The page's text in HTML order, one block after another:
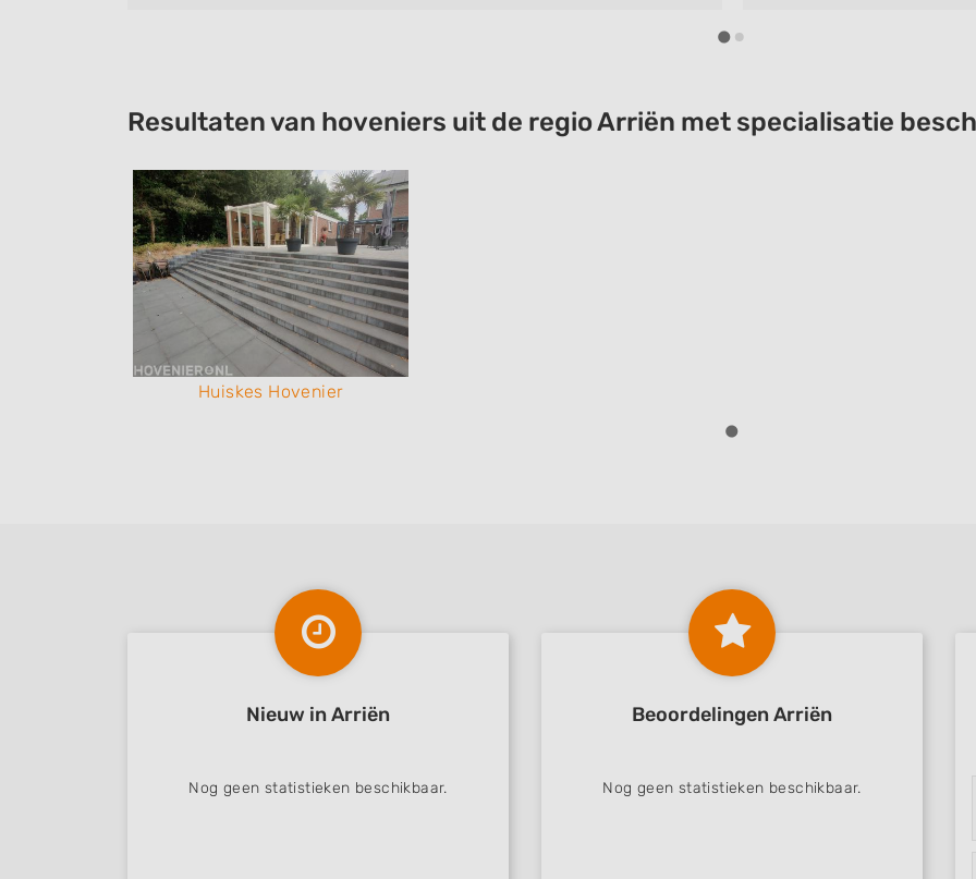
Resultaten van hoveniers uit de regio Arriën met specialisatie
Huiskes Hovenier
Nieuw in Arriën
Nog geen statistieken beschikbaar.
Beoordelingen Arriën
Nog geen statistieken beschikbaar.